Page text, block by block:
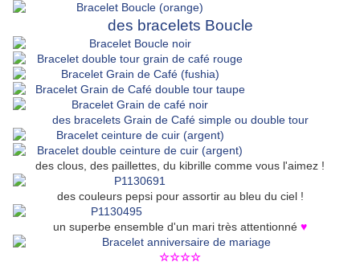
des bracelets Boucle
des bracelets Grain de Café simple ou double tour
des clous, des paillettes, du kibrille comme vous l'aimez !
des couleurs pepsi pour assortir au bleu du ciel !
un superbe ensemble d'un mari très attentionné ♥
☆☆☆☆